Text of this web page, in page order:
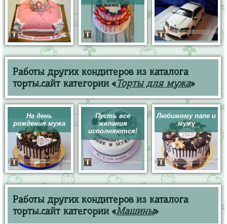
Работы других кондитеров из каталога
торты.сайт категории «Торты для мужа»
На день
рождения мужа
Пусть все
желания
исполняются!
Любимому папе и
мужу
Работы других кондитеров из каталога
торты.сайт категории «Машины»